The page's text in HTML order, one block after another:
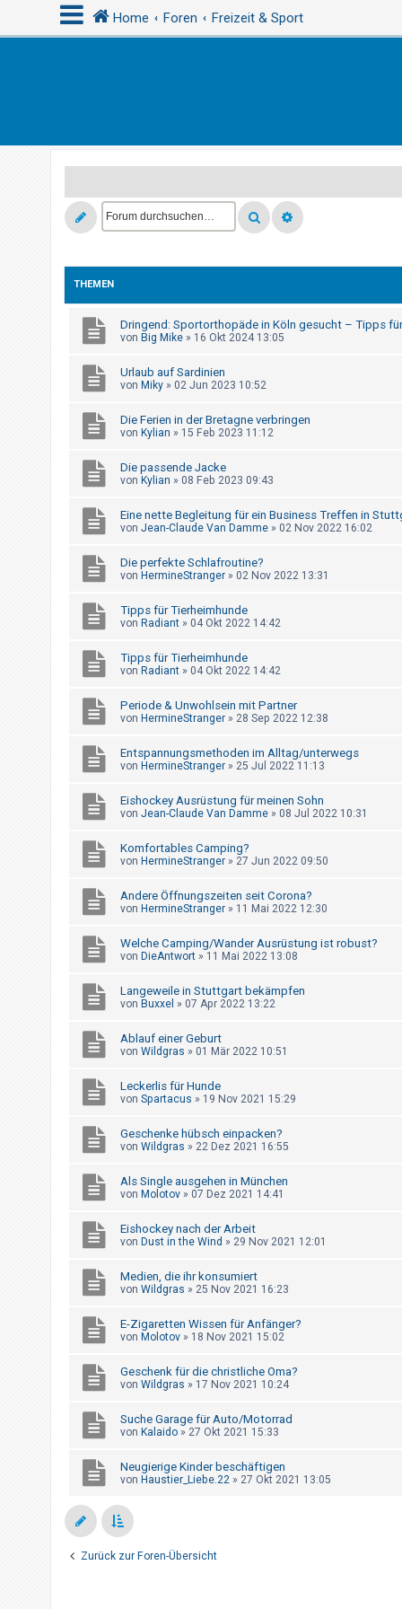
Home Foren Freizeit & Sport
THEMEN
Dringend: Sportorthopäde in Köln gesucht – Tipps
von Big Mike » 16 Okt 2024 13:05
Urlaub auf Sardinien
von Miky » 02 Jun 2023 10:52
Die Ferien in der Bretagne verbringen
von Kylian » 15 Feb 2023 11:12
Die passende Jacke
von Kylian » 08 Feb 2023 09:43
Eine nette Begleitung für ein Business Treffen in
von Jean-Claude Van Damme » 02 Nov 2022 16:02
Die perfekte Schlafroutine?
von HermineStranger » 02 Nov 2022 13:31
Tipps für Tierheimhunde
von Radiant » 04 Okt 2022 14:42
Tipps für Tierheimhunde
von Radiant » 04 Okt 2022 14:42
Periode & Unwohlsein mit Partner
von HermineStranger » 28 Sep 2022 12:38
Entspannungsmethoden im Alltag/unterwegs
von HermineStranger » 25 Jul 2022 11:13
Eishockey Ausrüstung für meinen Sohn
von Jean-Claude Van Damme » 08 Jul 2022 10:31
Komfortables Camping?
von HermineStranger » 27 Jun 2022 09:50
Andere Öffnungszeiten seit Corona?
von HermineStranger » 11 Mai 2022 12:30
Welche Camping/Wander Ausrüstung ist robust?
von DieAntwort » 11 Mai 2022 13:08
Langeweile in Stuttgart bekämpfen
von Buxxel » 07 Apr 2022 13:22
Ablauf einer Geburt
von Wildgras » 01 Mär 2022 10:51
Leckerlis für Hunde
von Spartacus » 19 Nov 2021 15:29
Geschenke hübsch einpacken?
von Wildgras » 22 Dez 2021 16:55
Als Single ausgehen in München
von Molotov » 07 Dez 2021 14:41
Eishockey nach der Arbeit
von Dust in the Wind » 29 Nov 2021 12:01
Medien, die ihr konsumiert
von Wildgras » 25 Nov 2021 16:23
E-Zigaretten Wissen für Anfänger?
von Molotov » 18 Nov 2021 15:02
Geschenk für die christliche Oma?
von Wildgras » 17 Nov 2021 10:24
Suche Garage für Auto/Motorrad
von Kalaido » 27 Okt 2021 15:33
Neugierige Kinder beschäftigen
von Haustier_Liebe.22 » 27 Okt 2021 13:05
Zurück zur Foren-Übersicht